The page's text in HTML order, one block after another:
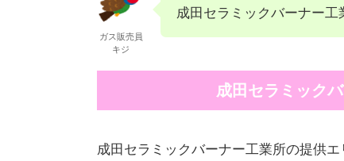
ガス販売員
キジ
成田セラミックバーナー
成田セラミック
成田セラミックバーナー工業所の提供エ